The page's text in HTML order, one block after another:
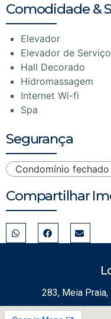
Comodidade &
Elevador
Elevador de Serviço
Hall Decorado
Hidromassagem
Internet Wi-fi
Spa
Segurança
Condomínio fechado
Compartilhar
283, Meia